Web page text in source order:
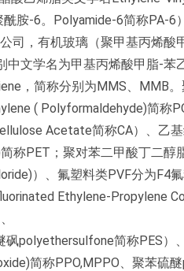
胺-6。Polyamide-6简称PA-
司，有机玻璃（聚甲基丙烯
文学名为甲基丙烯酸甲脂-
，简称分别为MMS、MMB
( Polyformaldehyde)简称
Acetate简称CA）、乙
称PET；聚对苯二甲酸丁二醇
）、氟塑料类PVF分为
Ethylene-Propylene
polyethersulfone简称PES）
简称PPO,MPPO、聚苯硫